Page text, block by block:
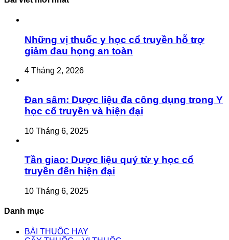
Những vị thuốc y học cổ truyền hỗ trợ
giảm đau họng an toàn
4 Tháng 2, 2026
Đan sâm: Dược liệu đa công dụng trong Y
học cổ truyền và hiện đại
10 Tháng 6, 2025
Tần giao: Dược liệu quý từ y học cổ
truyền đến hiện đại
10 Tháng 6, 2025
Danh mục
BÀI THUỐC HAY